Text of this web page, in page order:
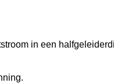
in een